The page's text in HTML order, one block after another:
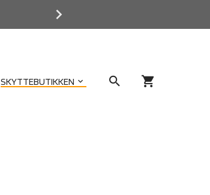
SKYTTEBUTIKKEN keyboard_arrow_down search shopping_cart